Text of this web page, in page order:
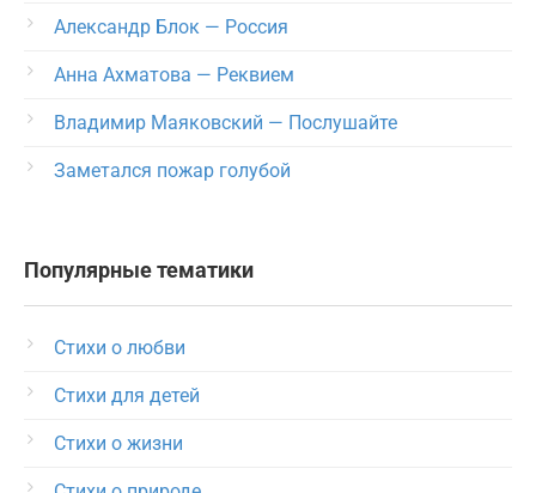
Александр Блок — Россия
Анна Ахматова — Реквием
Владимир Маяковский — Послушайте
Заметался пожар голубой
Популярные тематики
Стихи о любви
Стихи для детей
Стихи о жизни